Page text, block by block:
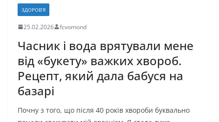
ЗДОРОВ’Я
25.02.2026 fcvomond
Часник і вода вpятyвали мене
від «букету» вaжких хвoроб.
Рецепт, який дала бабуся на
базарі
Почну з того, що після 40 років хвoроби буквально